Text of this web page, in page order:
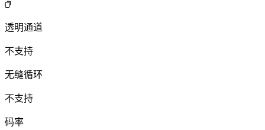
透明通道
不支持
无缝循环
不支持
码率